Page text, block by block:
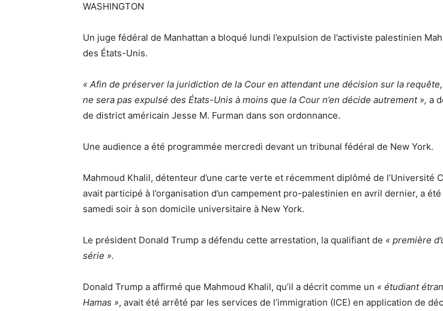
WASHINGTON
Un juge fédéral de Manhattan a bloqué lundi l’expulsion de l’activiste palestinien
des États-Unis.
« Afin de préserver la juridiction de la Cour en attendant une décision sur la
ne sera pas expulsé des États-Unis à moins que la Cour n’en décide autrement », a
de district américain Jesse M. Furman dans son ordonnance.
Une audience a été programmée mercredi devant un tribunal fédéral de New York.
Mahmoud Khalil, détenteur d’une carte verte et récemment diplômé de l’Université
avait participé à l’organisation d’un campement pro-palestinien en avril dernier, a
samedi soir à son domicile universitaire à New York.
Le président Donald Trump a défendu cette arrestation, la qualifiant de « première
série ».
Donald Trump a affirmé que Mahmoud Khalil, qu’il a décrit comme un « étudiant
Hamas », avait été arrêté par les services de l’immigration (ICE) en application de